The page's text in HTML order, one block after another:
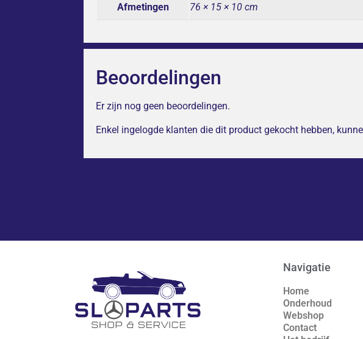
Afmetingen 76 × 15 × 10 cm
Beoordelingen
Er zijn nog geen beoordelingen.
Enkel ingelogde klanten die dit product gekocht hebben,
Navigatie
Home
Onderhoud
Webshop
Contact